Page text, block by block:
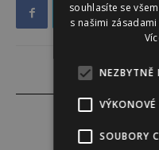
souhlasíte se
s našimi
NEZBYTNĚ
SOUBORY